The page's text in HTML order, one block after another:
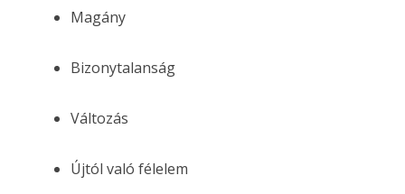
Magány
Bizonytalanság
Változás
Újtól való félelem